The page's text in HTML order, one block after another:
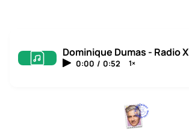
Dominique Dumas - Radio X
0:00 / 0:52 1×